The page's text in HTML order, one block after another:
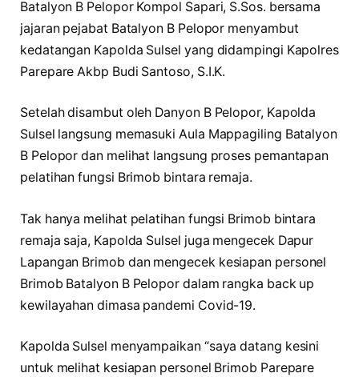
Batalyon B Pelopor Kompol Sapari, S.Sos. bersama
jajaran pejabat Batalyon B Pelopor menyambut
kedatangan Kapolda Sulsel yang didampingi Kapolres
Parepare Akbp Budi Santoso, S.I.K.
Setelah disambut oleh Danyon B Pelopor, Kapolda
Sulsel langsung memasuki Aula Mappagiling Batalyon
B Pelopor dan melihat langsung proses pemantapan
pelatihan fungsi Brimob bintara remaja.
Tak hanya melihat pelatihan fungsi Brimob bintara
remaja saja, Kapolda Sulsel juga mengecek Dapur
Lapangan Brimob dan mengecek kesiapan personel
Brimob Batalyon B Pelopor dalam rangka back up
kewilayahan dimasa pandemi Covid-19.
Kapolda Sulsel menyampaikan “saya datang kesini
untuk melihat kesiapan personel Brimob Parepare